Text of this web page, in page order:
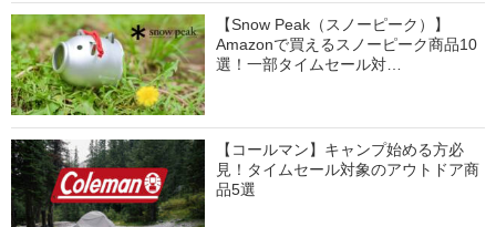
【Snow Peak（スノーピーク）】
Amazonで買えるスノーピーク商品10
選！一部タイムセール対…
【コールマン】キャンプ始める方必
見！タイムセール対象のアウトドア商
品5選